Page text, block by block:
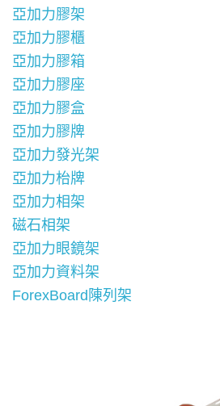
亞加力膠架
亞加力膠櫃
亞加力膠箱
亞加力膠座
亞加力膠盒
亞加力膠牌
亞加力發光架
亞加力枱牌
亞加力相架
磁石相架
亞加力眼鏡架
亞加力資料架
ForexBoard陳列架